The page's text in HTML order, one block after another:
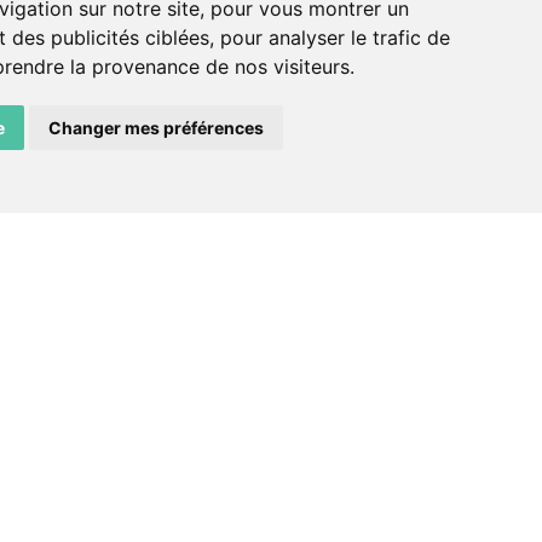
sur notre site, pour vous montrer un
des publicités ciblées, pour analyser le trafic de
la provenance de nos visiteurs.
Changer mes préférences